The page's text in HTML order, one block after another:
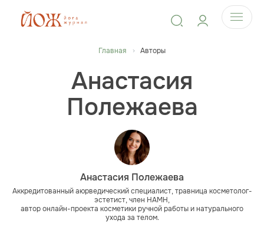
Главная Авторы
Анастасия
Полежаева
Анастасия Полежаева
Аккредитованный аюрведический специалист, травница косметолог-
эстетист, член НАМН,
автор онлайн-проекта косметики ручной работы и натурального
ухода за телом.